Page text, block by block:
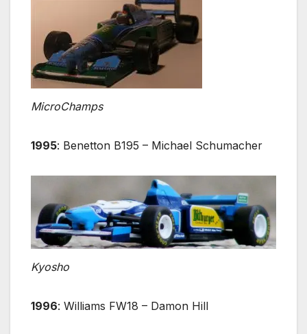
MicroChamps
1995: Benetton B195 – Michael Schumacher
Kyosho
1996: Williams FW18 – Damon Hill